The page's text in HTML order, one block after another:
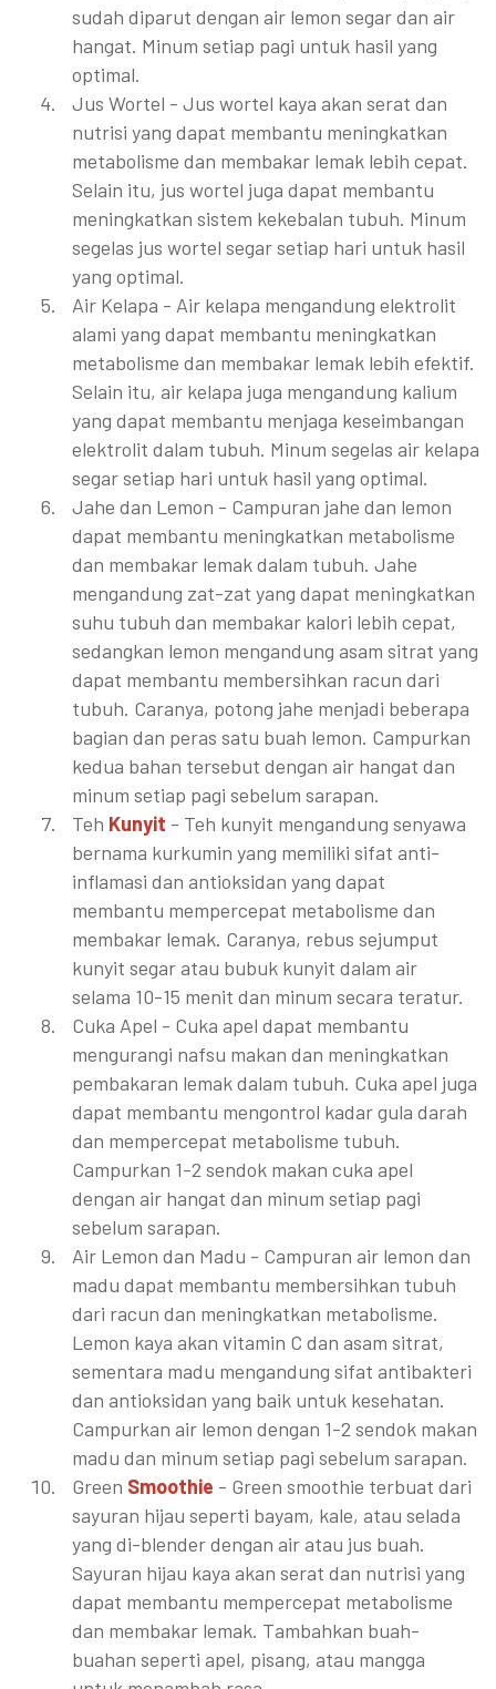
sudah diparut dengan air lemon segar dan air
hangat. Minum setiap pagi untuk hasil yang
optimal.
Jus Wortel - Jus wortel kaya akan serat dan
nutrisi yang dapat membantu meningkatkan
metabolisme dan membakar lemak lebih cepat.
Selain itu, jus wortel juga dapat membantu
meningkatkan sistem kekebalan tubuh. Minum
segelas jus wortel segar setiap hari untuk hasil
yang optimal.
Air Kelapa - Air kelapa mengandung elektrolit
alami yang dapat membantu meningkatkan
metabolisme dan membakar lemak lebih efektif.
Selain itu, air kelapa juga mengandung kalium
yang dapat membantu menjaga keseimbangan
elektrolit dalam tubuh. Minum segelas air kelapa
segar setiap hari untuk hasil yang optimal.
Jahe dan Lemon - Campuran jahe dan lemon
dapat membantu meningkatkan metabolisme
dan membakar lemak dalam tubuh. Jahe
mengandung zat-zat yang dapat meningkatkan
suhu tubuh dan membakar kalori lebih cepat,
sedangkan lemon mengandung asam sitrat yang
dapat membantu membersihkan racun dari
tubuh. Caranya, potong jahe menjadi beberapa
bagian dan peras satu buah lemon. Campurkan
kedua bahan tersebut dengan air hangat dan
minum setiap pagi sebelum sarapan.
Teh Kunyit - Teh kunyit mengandung senyawa
bernama kurkumin yang memiliki sifat anti-
inflamasi dan antioksidan yang dapat
membantu mempercepat metabolisme dan
membakar lemak. Caranya, rebus sejumput
kunyit segar atau bubuk kunyit dalam air
selama 10-15 menit dan minum secara teratur.
Cuka Apel - Cuka apel dapat membantu
mengurangi nafsu makan dan meningkatkan
pembakaran lemak dalam tubuh. Cuka apel juga
dapat membantu mengontrol kadar gula darah
dan mempercepat metabolisme tubuh.
Campurkan 1-2 sendok makan cuka apel
dengan air hangat dan minum setiap pagi
sebelum sarapan.
Air Lemon dan Madu - Campuran air lemon dan
madu dapat membantu membersihkan tubuh
dari racun dan meningkatkan metabolisme.
Lemon kaya akan vitamin C dan asam sitrat,
sementara madu mengandung sifat antibakteri
dan antioksidan yang baik untuk kesehatan.
Campurkan air lemon dengan 1-2 sendok makan
madu dan minum setiap pagi sebelum sarapan.
Green Smoothie - Green smoothie terbuat dari
sayuran hijau seperti bayam, kale, atau selada
yang di-blender dengan air atau jus buah.
Sayuran hijau kaya akan serat dan nutrisi yang
dapat membantu mempercepat metabolisme
dan membakar lemak. Tambahkan buah-
buahan seperti apel, pisang, atau mangga